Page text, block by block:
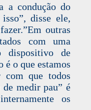
a condução do
disse ele,
outras
com uma
dispositivo de
é o que estamos
com que todos
medir pau” é
os